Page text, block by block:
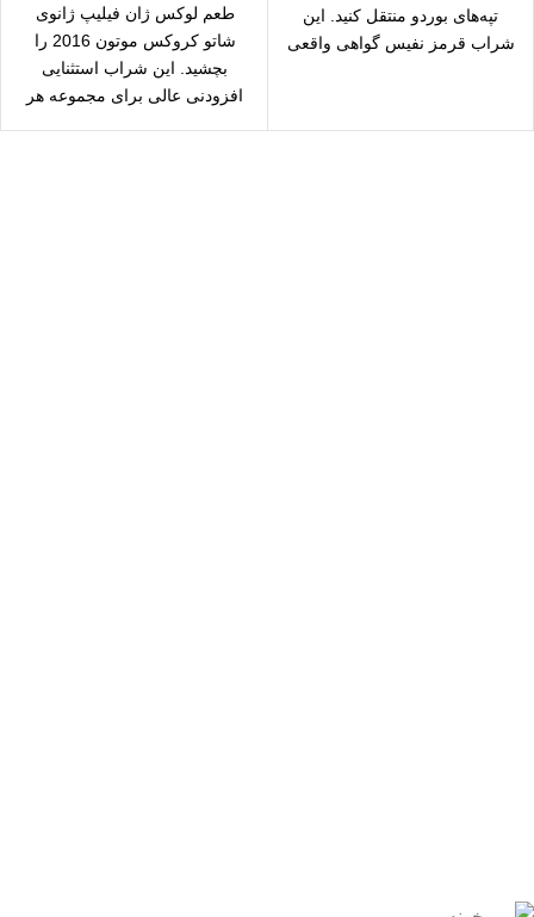
تپه‌های بوردو منتقل کنید. این
شراب قرمز نفیس گواهی واقعی
طعم لوکس ژان فیلیپ ژانوی
شاتو کروکس موتون 2016 را
بچشید. این شراب استثنایی
افزودنی عالی برای مجموعه هر